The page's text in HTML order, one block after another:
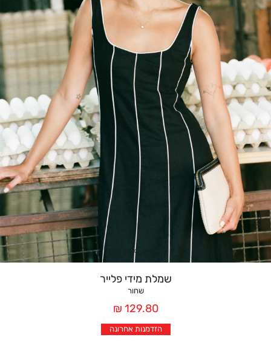
שמלת מידי פלייר
שחור
מחיר
אחרי
הנחה
129.80 ₪
הזדמנות אחרונה